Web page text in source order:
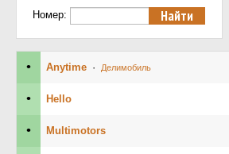
Номер:
• Anytime · Делимобиль
• Hello
• Multimotors